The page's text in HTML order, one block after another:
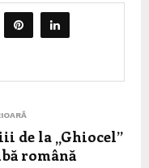
de la „Ghiocel”
română